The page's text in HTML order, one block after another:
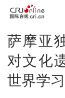
萨摩亚
对文化
世界学习